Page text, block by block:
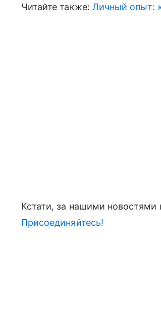
Читайте также: Личный опыт:
Кстати, за нашими
Присоединяйтесь!